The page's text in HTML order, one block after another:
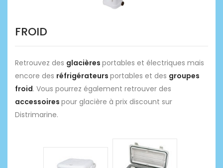
FROID
Retrouvez des glacières portables et électriques mais
encore des réfrigérateurs portables et des groupes
froid. Vous pourrez également retrouver des
accessoires pour glacière à prix discount sur
Distrimarine.